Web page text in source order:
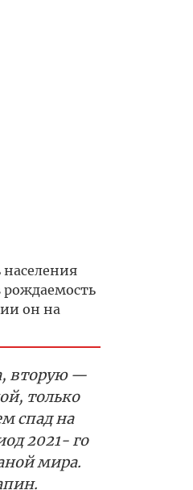
рождаемость
он на
вторую —
только
спад на
2021- го
мира.